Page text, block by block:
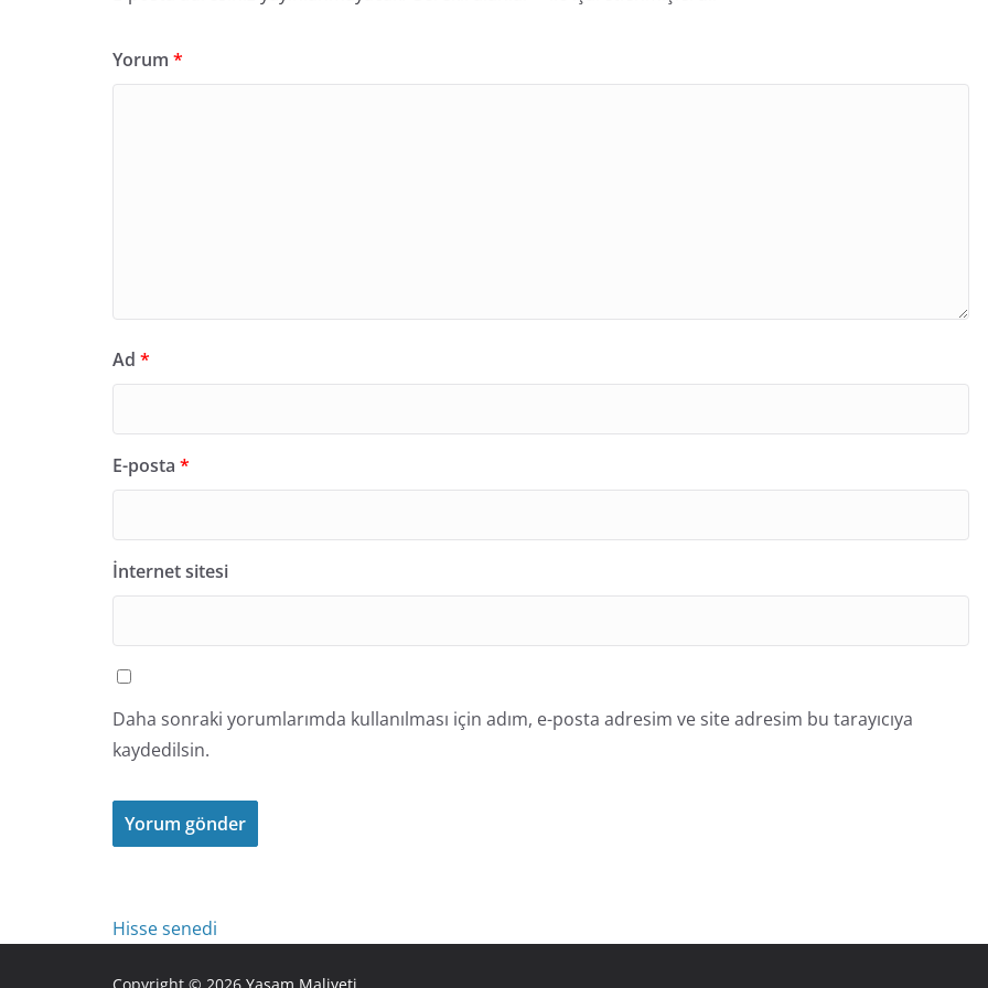
Yorum *
Ad *
E-posta *
İnternet sitesi
Daha sonraki yorumlarımda kullanılması için adım, e-posta adresim ve site adresim bu tarayıcıya
kaydedilsin.
Hisse senedi